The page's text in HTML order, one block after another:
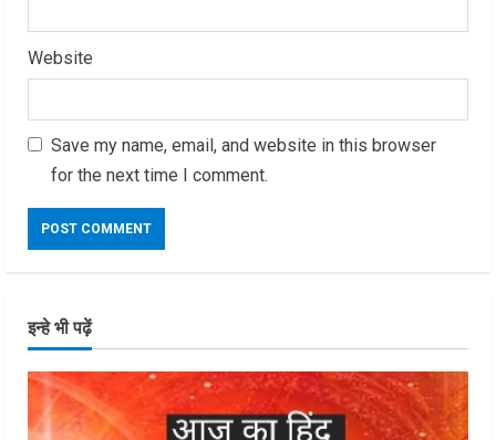
Website
Save my name, email, and website in this browser
for the next time I comment.
इन्हे भी पढ़ें